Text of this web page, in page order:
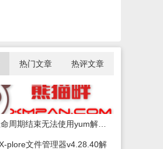
热门文章 热评文章